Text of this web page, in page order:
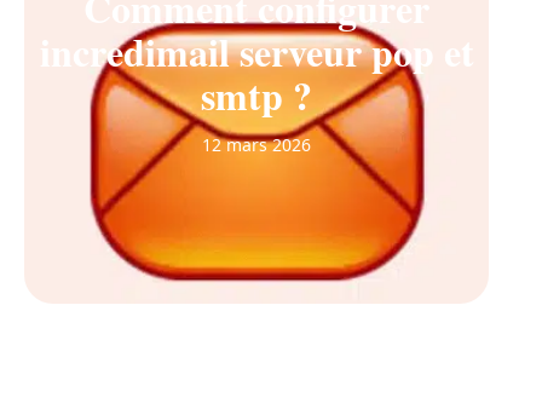
incredimail serveur pop et
smtp ?
12 mars 2026